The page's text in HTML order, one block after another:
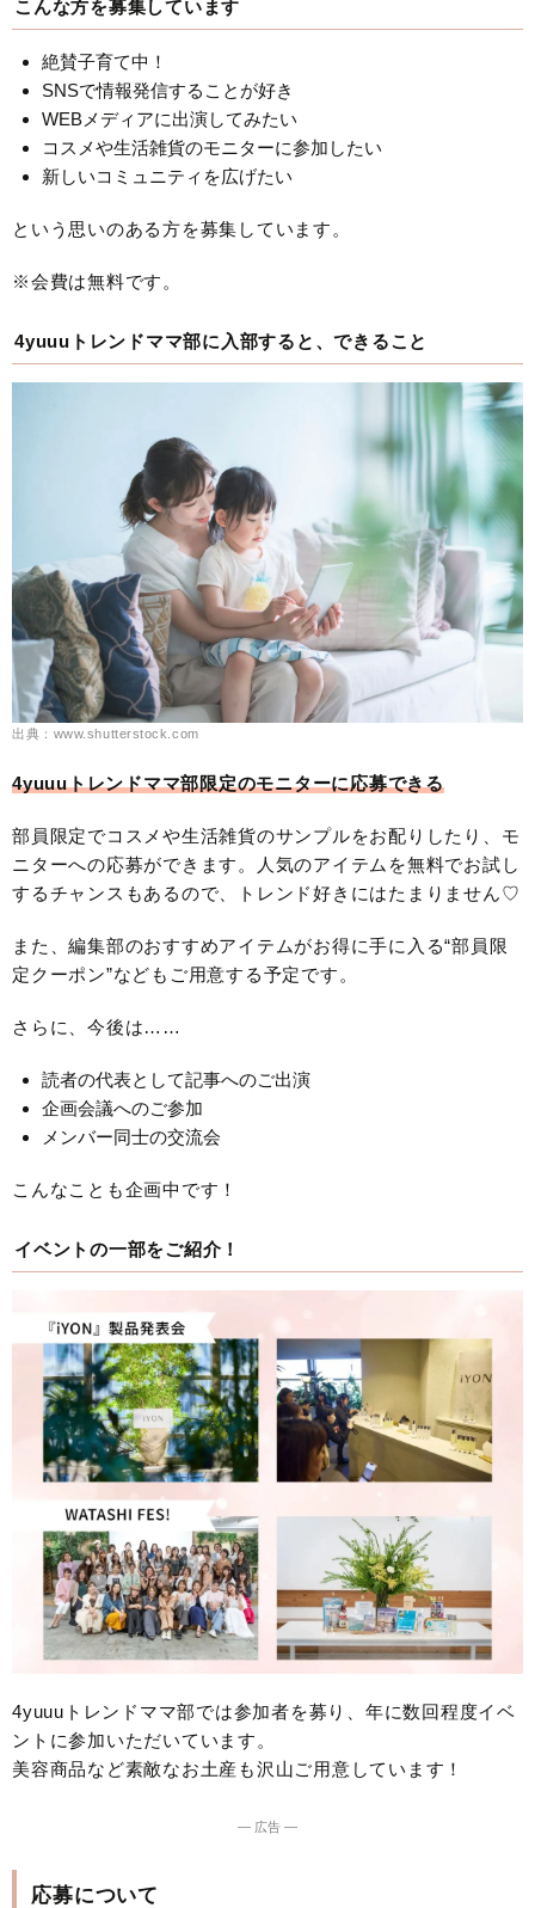
こんな方を募集しています
絶賛子育て中！
SNSで情報発信することが好き
WEBメディアに出演してみたい
コスメや生活雑貨のモニターに参加したい
新しいコミュニティを広げたい
という思いのある方を募集しています。
※会費は無料です。
4yuuuトレンドママ部に入部すると、できること
出典：www.shutterstock.com
4yuuuトレンドママ部限定のモニターに応募できる
部員限定でコスメや生活雑貨のサンプルをお配りしたり、モ
ニターへの応募ができます。人気のアイテムを無料でお試し
するチャンスもあるので、トレンド好きにはたまりません♡
また、編集部のおすすめアイテムがお得に手に入る“部員限
定クーポン”などもご用意する予定です。
さらに、今後は……
読者の代表として記事へのご出演
企画会議へのご参加
メンバー同士の交流会
こんなことも企画中です！
イベントの一部をご紹介！
4yuuuトレンドママ部では参加者を募り、年に数回程度イベ
ントに参加いただいています。
美容商品など素敵なお土産も沢山ご用意しています！
― 広告 ―
応募について